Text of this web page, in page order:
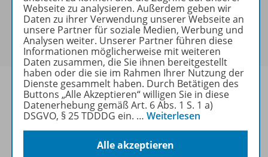
Referendaren/Referendarinnen,
Studenten/Studentinnen und Universitätslehrenden
erworben werden.
Produktinformationen
Webseite zu analysieren. Außerdem geben wir
Daten zu ihrer Verwendung unserer Webseite an
unsere Partner für soziale Medien, Werbung und
Analysen weiter. Unserer Partner führen diese
Informationen möglicherweise mit weiteren
Daten zusammen, die Sie ihnen bereitgestellt
haben oder die sie im Rahmen Ihrer Nutzung der
Dienste gesammelt haben. Durch Betätigen des
Buttons „Alle Akzeptieren“ willigen Sie in diese
Datenerhebung gemäß Art. 6 Abs. 1 S. 1 a)
DSGVO, § 25 TDDDG ein. … Weiterlesen
Alle akzeptieren